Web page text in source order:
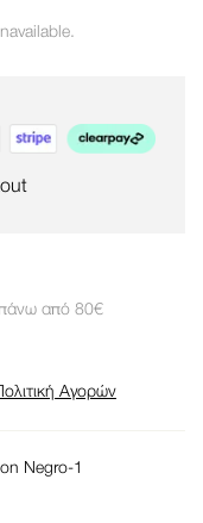
από 80€
Πολιτική Αγορών
Negro-1